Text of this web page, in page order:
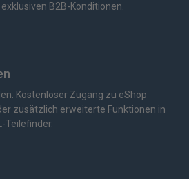
B2B-Konditionen.
Kostenloser Zugang zu eShop
zusätzlich erweiterte Funktionen in
Teilefinder.